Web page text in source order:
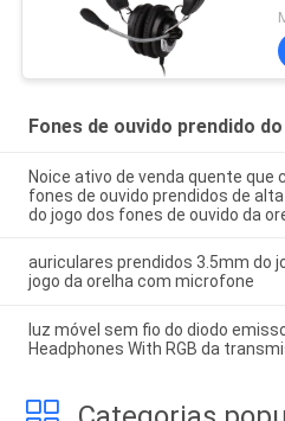
Fones de ouvido prendido
Noice ativo de venda quente que
fones de ouvido prendidos de
do jogo dos fones de ouvido da
auriculares prendidos 3.5mm do
jogo da orelha com microfone
luz móvel sem fio do diodo
Headphones With RGB da